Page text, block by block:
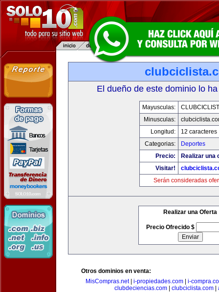
El dueño de este dominio lo
Mayusculas:
Minusculas:
Longitud:
12 caracteres
Categorias:
Deportes
Precio:
Realizar una
Visitar!
Serán consideradas
Realizar una Oferta
Precio Ofrecido $
Otros dominios en venta:
MisCompras.net| i-propiedades.com| i-
clubdeciencias.com
clubciclista.com